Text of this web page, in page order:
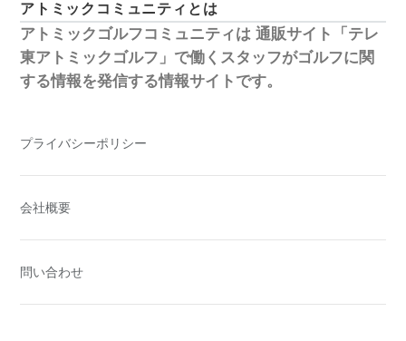
アトミックコミュニティとは
アトミックゴルフコミュニティは 通販サイト「テレ
東アトミックゴルフ」で働くスタッフがゴルフに関
する情報を発信する情報サイトです。
プライバシーポリシー
会社概要
問い合わせ